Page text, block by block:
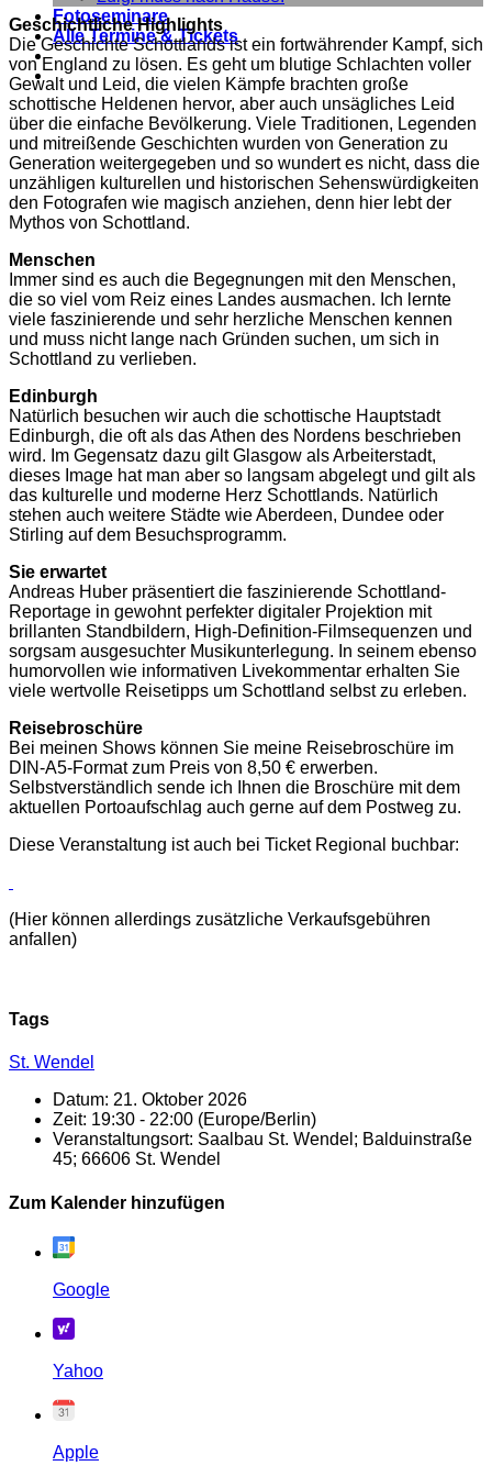
Fotoseminare
Alle Termine & Tickets
Geschichtliche Highlights
Die Geschichte Schottlands ist ein fortwährender Kampf, sich
von England zu lösen. Es geht um blutige Schlachten voller
Gewalt und Leid, die vielen Kämpfe brachten große
schottische Heldenen hervor, aber auch unsägliches Leid
über die einfache Bevölkerung. Viele Traditionen, Legenden
und mitreißende Geschichten wurden von Generation zu
Generation weitergegeben und so wundert es nicht, dass die
unzähligen kulturellen und historischen Sehenswürdigkeiten
den Fotografen wie magisch anziehen, denn hier lebt der
Mythos von Schottland.
Menschen
Immer sind es auch die Begegnungen mit den Menschen,
die so viel vom Reiz eines Landes ausmachen. Ich lernte
viele faszinierende und sehr herzliche Menschen kennen
und muss nicht lange nach Gründen suchen, um sich in
Schottland zu verlieben.
Edinburgh
Natürlich besuchen wir auch die schottische Hauptstadt
Edinburgh, die oft als das Athen des Nordens beschrieben
wird. Im Gegensatz dazu gilt Glasgow als Arbeiterstadt,
dieses Image hat man aber so langsam abgelegt und gilt als
das kulturelle und moderne Herz Schottlands. Natürlich
stehen auch weitere Städte wie Aberdeen, Dundee oder
Stirling auf dem Besuchsprogramm.
Sie erwartet
Andreas Huber präsentiert die faszinierende Schottland-
Reportage in gewohnt perfekter digitaler Projektion mit
brillanten Standbildern, High-Definition-Filmsequenzen und
sorgsam ausgesuchter Musikunterlegung. In seinem ebenso
humorvollen wie informativen Livekommentar erhalten Sie
viele wertvolle Reisetipps um Schottland selbst zu erleben.
Reisebroschüre
Bei meinen Shows können Sie meine Reisebroschüre im
DIN-A5-Format zum Preis von 8,50 € erwerben.
Selbstverständlich sende ich Ihnen die Broschüre mit dem
aktuellen Portoaufschlag auch gerne auf dem Postweg zu.
Diese Veranstaltung ist auch bei Ticket Regional buchbar:
(Hier können allerdings zusätzliche Verkaufsgebühren
anfallen)
Tags
St. Wendel
Datum: 21. Oktober 2026
Zeit: 19:30 - 22:00 (Europe/Berlin)
Veranstaltungsort: Saalbau St. Wendel; Balduinstraße
45; 66606 St. Wendel
Zum Kalender hinzufügen
Google
Yahoo
Apple